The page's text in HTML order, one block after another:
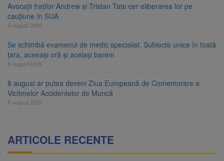
Avocații fraților Andrew și Tristan Tate cer eliberarea lor pe
cauțiune în SUA
9 august 2026
Se schimbă examenul de medic specialist. Subiecte unice în toată
țara, aceeași oră și același barem
8 august 2026
8 august ar putea deveni Ziua Europeană de Comemorare a
Victimelor Accidentelor de Muncă
8 august 2026
ARTICOLE RECENTE